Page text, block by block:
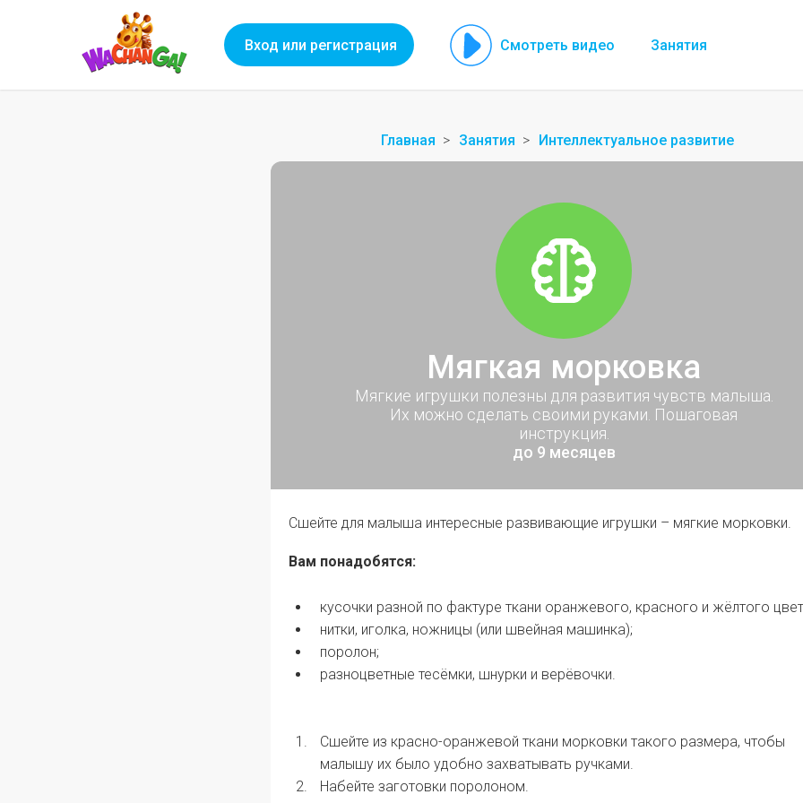
Вход или регистрация Смотреть видео Занятия
Главная Занятия Интеллектуальное развитие
Мягкая морковка
Мягкие игрушки полезны для развития чувств малыша.
Их можно сделать своими руками. Пошаговая
инструкция.
до 9 месяцев
Сшейте для малыша интересные развивающие игрушки – мягкие морковки.
Вам понадобятся:
кусочки разной по фактуре ткани оранжевого, красного и жёлтого
нитки, иголка, ножницы (или швейная машинка);
поролон;
разноцветные тесёмки, шнурки и верёвочки.
Сшейте из красно-оранжевой ткани морковки такого размера, чтобы
малышу их было удобно захватывать ручками.
Набейте заготовки поролоном.